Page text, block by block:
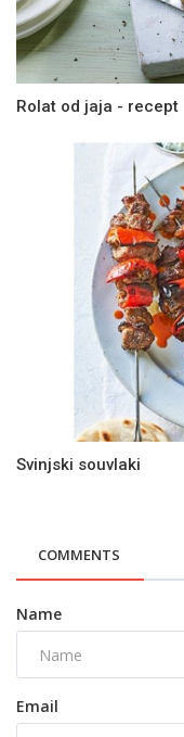
Rolat od jaja - recept
Svinjski souvlaki
COMMENTS
Name
Email